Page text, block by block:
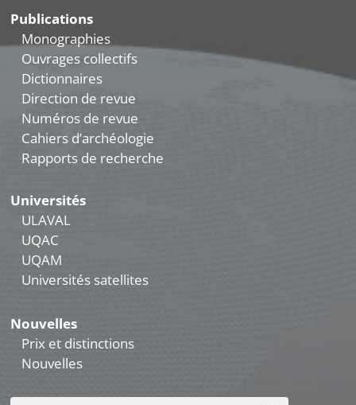
Publications
Monographies
Ouvrages collectifs
Dictionnaires
Direction de revue
Numéros de revue
Cahiers d’archéologie
Rapports de recherche
Universités
ULAVAL
UQAC
UQAM
Universités satellites
Nouvelles
Prix et distinctions
Nouvelles